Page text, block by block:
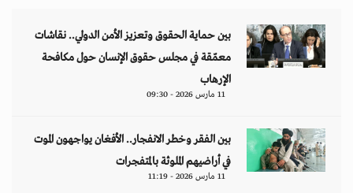
بين حماية الحقوق وتعزيز الأمن الدولي.. نقاشات
معمّقة في مجلس حقوق الإنسان حول مكافحة
الإرهاب
11 مارس 2026 - 09:30
بين الفقر وخطر الانفجار.. الأفغان يواجهون الموت
في أراضيهم الملوثة بالمتفجرات
11 مارس 2026 - 11:19